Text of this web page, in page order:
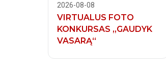
2026-08-08
VIRTUALUS FOTO
KONKURSAS „GAUDYK
VASARĄ“